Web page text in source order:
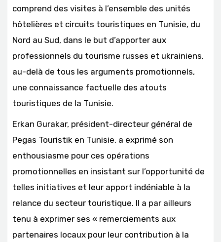
comprend des visites à l’ensemble des unités
hôtelières et circuits touristiques en Tunisie, du
Nord au Sud, dans le but d’apporter aux
professionnels du tourisme russes et ukrainiens,
au-delà de tous les arguments promotionnels,
une connaissance factuelle des atouts
touristiques de la Tunisie.
Erkan Gurakar, président-directeur général de
Pegas Touristik en Tunisie, a exprimé son
enthousiasme pour ces opérations
promotionnelles en insistant sur l’opportunité de
telles initiatives et leur apport indéniable à la
relance du secteur touristique. Il a par ailleurs
tenu à exprimer ses « remerciements aux
partenaires locaux pour leur contribution à la